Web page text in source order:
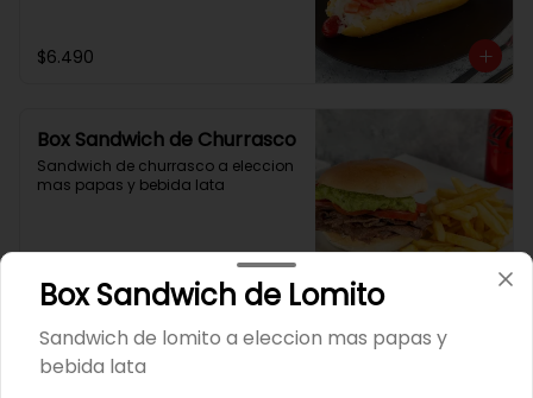
$6.490
Box Sandwich de Churrasco
Sandwich de churrasco a eleccion
mas papas y bebida lata
Box Sandwich de Lomito
Sandwich de lomito a eleccion
Box Sandwich de Lomito
Sandwich de lomito a eleccion mas papas y
bebida lata